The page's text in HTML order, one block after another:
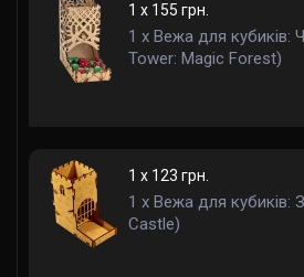
1 x 155 грн.
1 x Вежа для кубиків:
Tower: Magic Forest)
1 x 123 грн.
1 x Вежа для кубиків:
Castle)